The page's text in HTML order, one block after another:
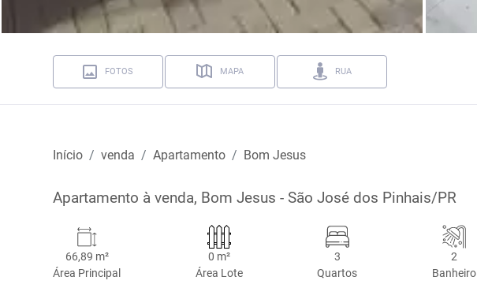
FOTOS MAPA RUA
Início venda Apartamento Bom Jesus
Apartamento à venda, Bom Jesus - São José dos Pinhais/PR
66,89 m²
Área Principal
0 m²
Área Lote
3
Quartos
2
Banheiro